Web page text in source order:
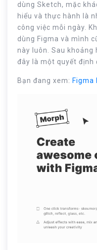
dùng Sketch, mặc
hiểu và thực hành là
công việc mỗi ngày.
dùng Figma và mình
này luôn. Sau
đây là một quyết định
Bạn đang xem: Figma